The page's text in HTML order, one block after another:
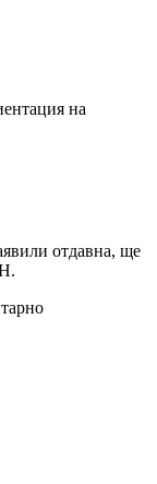
на
отдавна, ще